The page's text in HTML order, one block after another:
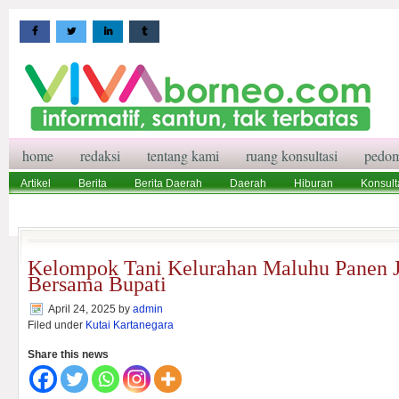
home redaksi tentang kami ruang konsultasi
Artikel Berita Berita Daerah Daerah Hiburan
Kelompok Tani Kelurahan Maluhu Panen
Bersama Bupati
April 24, 2025 by admin
Filed under Kutai Kartanegara
Share this news